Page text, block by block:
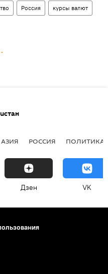
Россия курсы валют
РОССИЯ ПОЛИТИКА
Дзен VK